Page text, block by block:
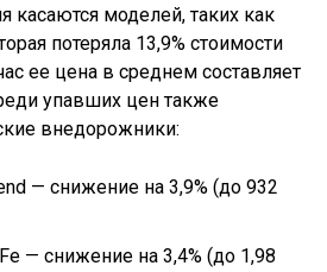
касаются моделей, таких как
потеряла 13,9% стоимости
ее цена в среднем составляет
упавших цен также
внедорожники:
— снижение на 3,9% (до 932
— снижение на 3,4% (до 1,98